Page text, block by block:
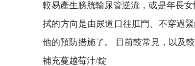
較易產生膀胱輸尿管逆流，或是年長
拭的方向是由尿道口往肛門、不穿過
他的預防措施了。 目前較常見，以及
補充蔓越莓汁/錠